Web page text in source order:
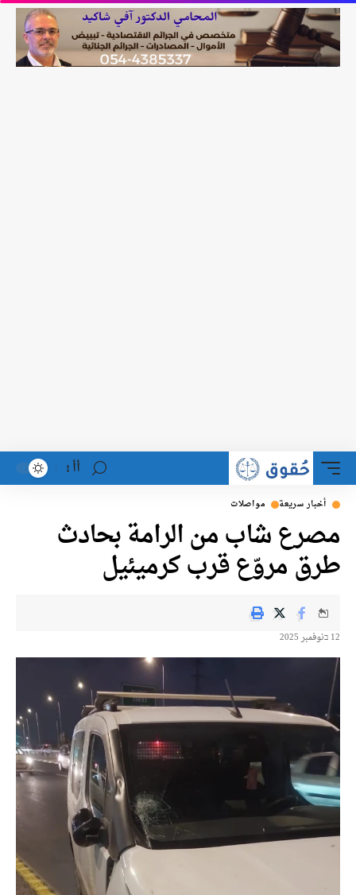
أأ
أخبار سريعة مواصلات
مصرع شاب من الرامة بحادث
طرق مروّع قرب كرميئيل
12 בنوفمبر 2025